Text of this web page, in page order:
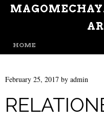
MENU
SKIP TO CONTENT
HOME
February 25, 2017 by admin